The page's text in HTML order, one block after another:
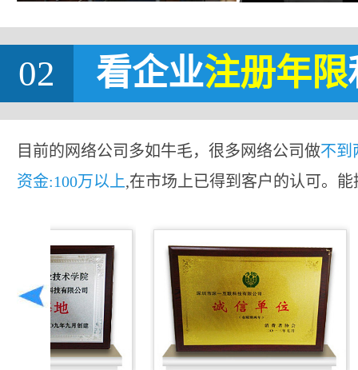
02 看企业注册年限
目前的网络公司多如牛毛，很多网络公司做不到
资金:100万以上,在市场上已得到客户的认可。